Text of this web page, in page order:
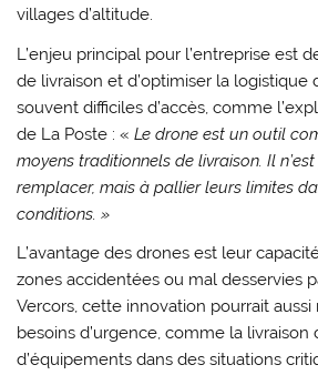
villages d’altitude.
L’enjeu principal pour l’entreprise est
de livraison et d’optimiser la logistique
souvent difficiles d’accès, comme
de La Poste : «Le drone est un outil
moyens traditionnels de livraison. Il
remplacer, mais à pallier leurs limites
conditions. »
L’avantage des drones est leur
zones accidentées ou mal desservies
Vercors, cette innovation pourrait
besoins d’urgence, comme la
d’équipements dans des situations